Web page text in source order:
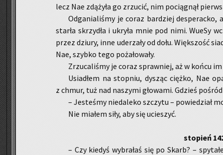
lecz Nae zdą­ży­ła go zrzu­cić, nim po­cią­gnął
Od­ga­nia­li­śmy je coraz bar­dziej
star­ła skrzy­dła i ukry­ła mnie pod nimi. WueSy
przez dziu­ry, inne ude­rza­ły od dołu. Więk­szość
Nae, szyb­ko tego po­ża­ło­wa­ły.
Zrzu­ca­li­śmy je coraz spraw­niej, aż w końcu
Usia­dłem na stop­niu, dy­sząc cięż­ko, Nae
z chmur, tuż nad na­szy­mi gło­wa­mi. Gdzieś
– Je­ste­śmy nie­da­le­ko szczy­tu – po­wie­dział
Nie mia­łem siły, aby się ucie­szyć.
sto­pień
– Czy kie­dyś wy­bra­łaś się po Skarb? –